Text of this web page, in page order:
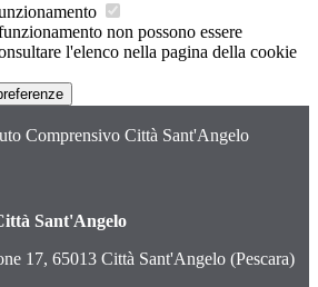
non possono essere
l'elenco nella pagina della cookie
Comprensivo Città Sant'Angelo
Sant'Angelo
17, 65013 Città Sant'Angelo (Pescara)